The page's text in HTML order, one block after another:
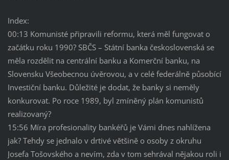
Index:
00:13 Komunisté připravili reformu, která měl fungovat o
začátku roku 1990? SBČS – Státní banka československá se
měla rozdělit na centrální banku a Komerční banku, na
Slovensku Všeobecnou úvěrovou, a v celé federálně působící
Investiční banku. Důležité je dodat, že banky si neměly
konkurovat. Po roce 1989, byl zmíněný plán komunistů
realizovaný?
15:56 Míra profesionality bankéřů je Vámi dnes nahlížena
jak? Tehdy se jednalo v drtivé většině o osoby z okruhu
Josefa Tošovského a nevím, zda v tom sehrával nějakou roli i